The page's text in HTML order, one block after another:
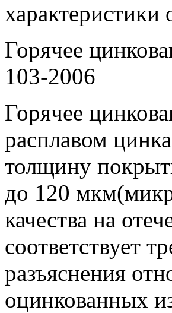
Горячее
103-2006
Горячее
расплавом
толщину
до 120
качества на
соответствует
разъяснения
оцинкованных